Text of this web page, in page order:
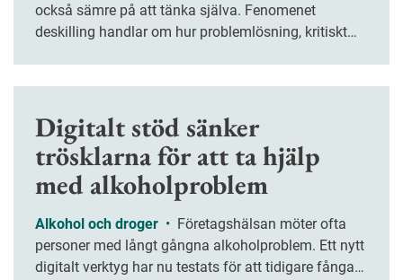
också sämre på att tänka själva. Fenomenet
deskilling handlar om hur problemlösning, kritiskt
Digitalt stöd sänker
trösklarna för att ta hjälp
med alkoholproblem
Alkohol och droger •
personer med långt gångna alkoholproblem. Ett nytt
digitalt verktyg har nu testats för att tidigare fånga